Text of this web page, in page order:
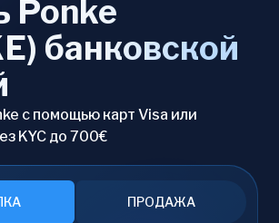
Ponke
банковской
с помощью карт Visa или
KYC до 700€
ПРОДАЖА